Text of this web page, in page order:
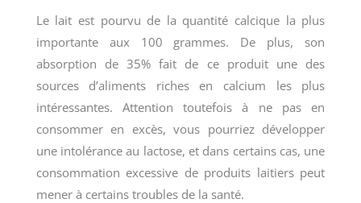
Le lait est pourvu de la quantité calcique la plus
importante aux 100 grammes. De plus, son
absorption de 35% fait de ce produit une des
sources d’aliments riches en calcium les plus
intéressantes. Attention toutefois à ne pas en
consommer en excès, vous pourriez développer
une intolérance au lactose, et dans certains cas, une
consommation excessive de produits laitiers peut
mener à certains troubles de la santé.